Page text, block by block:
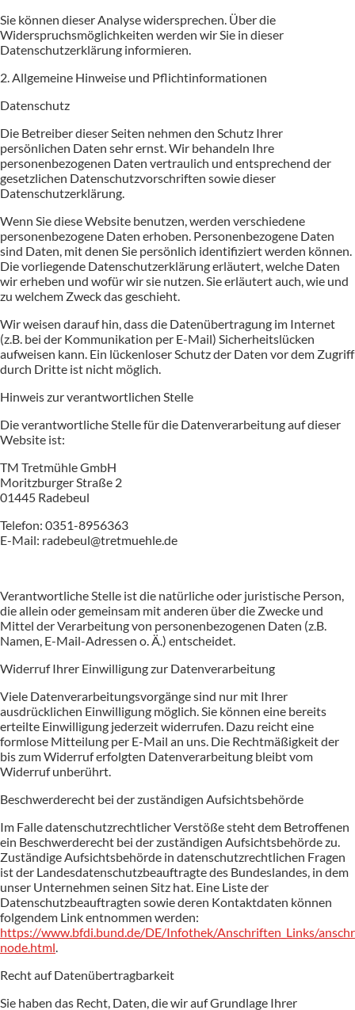
Sie können dieser Analyse widersprechen. Über die
Widerspruchsmöglichkeiten werden wir Sie in dieser
Datenschutzerklärung informieren.
2. Allgemeine Hinweise und Pflichtinformationen
Datenschutz
Die Betreiber dieser Seiten nehmen den Schutz Ihrer
persönlichen Daten sehr ernst. Wir behandeln Ihre
personenbezogenen Daten vertraulich und entsprechend der
gesetzlichen Datenschutzvorschriften sowie dieser
Datenschutzerklärung.
Wenn Sie diese Website benutzen, werden verschiedene
personenbezogene Daten erhoben. Personenbezogene Daten
sind Daten, mit denen Sie persönlich identifiziert werden können.
Die vorliegende Datenschutzerklärung erläutert, welche Daten
wir erheben und wofür wir sie nutzen. Sie erläutert auch, wie und
zu welchem Zweck das geschieht.
Wir weisen darauf hin, dass die Datenübertragung im Internet
(z.B. bei der Kommunikation per E-Mail) Sicherheitslücken
aufweisen kann. Ein lückenloser Schutz der Daten vor dem Zugriff
durch Dritte ist nicht möglich.
Hinweis zur verantwortlichen Stelle
Die verantwortliche Stelle für die Datenverarbeitung auf dieser
Website ist:
TM Tretmühle GmbH
Moritzburger Straße 2
01445 Radebeul
Telefon: 0351-8956363
E-Mail: radebeul@tretmuehle.de
Verantwortliche Stelle ist die natürliche oder juristische Person,
die allein oder gemeinsam mit anderen über die Zwecke und
Mittel der Verarbeitung von personenbezogenen Daten (z.B.
Namen, E-Mail-Adressen o. Ä.) entscheidet.
Widerruf Ihrer Einwilligung zur Datenverarbeitung
Viele Datenverarbeitungsvorgänge sind nur mit Ihrer
ausdrücklichen Einwilligung möglich. Sie können eine bereits
erteilte Einwilligung jederzeit widerrufen. Dazu reicht eine
formlose Mitteilung per E-Mail an uns. Die Rechtmäßigkeit der
bis zum Widerruf erfolgten Datenverarbeitung bleibt vom
Widerruf unberührt.
Beschwerderecht bei der zuständigen Aufsichtsbehörde
Im Falle datenschutzrechtlicher Verstöße steht dem Betroffenen
ein Beschwerderecht bei der zuständigen Aufsichtsbehörde zu.
Zuständige Aufsichtsbehörde in datenschutzrechtlichen Fragen
ist der Landesdatenschutzbeauftragte des Bundeslandes, in dem
unser Unternehmen seinen Sitz hat. Eine Liste der
Datenschutzbeauftragten sowie deren Kontaktdaten können
folgendem Link entnommen werden:
https://www.bfdi.bund.de/DE/Infothek/Anschriften_Links/
node.html
Recht auf Datenübertragbarkeit
Sie haben das Recht, Daten, die wir auf Grundlage Ihrer